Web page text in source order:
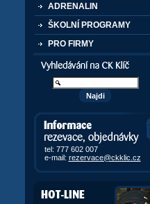
ADRENALIN
ŠKOLNÍ PROGRAMY
PRO FIRMY
Vyhledávání kurzů a akcí
Informace, rezervace,
objedávky
tel: 777 602 007
e-mail: rezervace@ckklic.cz